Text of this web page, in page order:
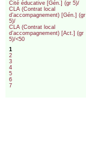
Cité éducative [Gén.] (gr 5)/
CLA (Contrat local
d’accompagnement) [Gén.] (gr
5)/
CLA (Contrat local
d’accompagnement) [Act.] (gr
5)/<50
1
2
3
4
5
6
7